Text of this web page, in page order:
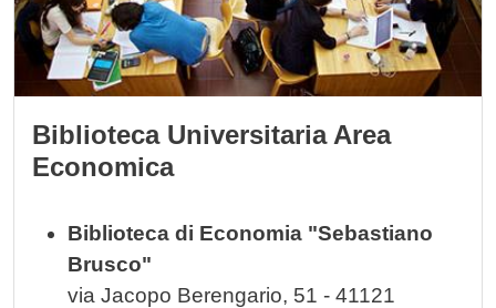
Biblioteca Universitaria Area
Economica
Biblioteca di Economia "Sebastiano
Brusco"
via Jacopo Berengario, 51 - 41121